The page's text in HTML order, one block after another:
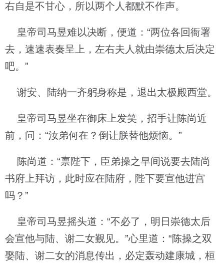
右自是不甘心，所以两个人都默不作声。
皇帝司马昱难以决断，便道：“两位各回衙署
去，速速表奏呈上，左右夫人就由崇德太后决定
吧。”
谢安、陆纳一齐躬身称是，退出太极殿西堂。
皇帝司马昱坐在御床上发笑，招手让陈尚近
前，问：“汝弟何在？倒让朕替他烦恼。”
陈尚道：“禀陛下，臣弟操之早间说要去陆尚
书府上拜访，此时应在陆府，陛下要宣他进宫
吗？”
皇帝司马昱摇头道：“不必了，明日崇德太后
会宣他与陆、谢二女觐见。”心里道：“陈操之双
娶陆、谢二女的消息传出，必定轰动建康城，桓